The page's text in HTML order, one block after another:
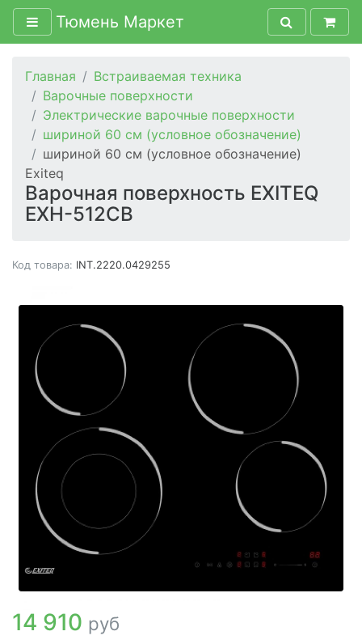
Тюмень Маркет
Главная
Встраиваемая техника
Варочные поверхности
Электрические варочные поверхности
шириной 60 см (условное обозначение)
шириной 60 см (условное обозначение)
Exiteq
Варочная поверхность EXITEQ
EXH-512СB
Код товара: INT.2220.0429255
14 910 руб